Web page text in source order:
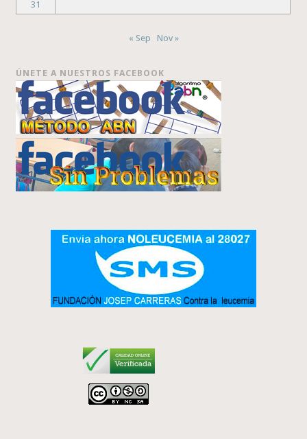
31
« Sep Nov »
ÚNETE A NUESTROS FACEBOOK